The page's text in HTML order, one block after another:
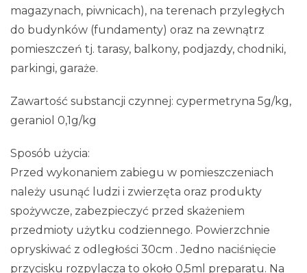
magazynach, piwnicach), na terenach przyległych
do budynków (fundamenty) oraz na zewnątrz
pomieszczeń tj. tarasy, balkony, podjazdy, chodniki,
parkingi, garaże.
Zawartość substancji czynnej: cypermetryna 5g/kg,
geraniol 0,1g/kg
Sposób użycia:
Przed wykonaniem zabiegu w pomieszczeniach
należy usunąć ludzi i zwierzęta oraz produkty
spożywcze, zabezpieczyć przed skażeniem
przedmioty użytku codziennego. Powierzchnie
opryskiwać z odległości 30cm . Jedno naciśnięcie
przycisku rozpylacza to około 0,5ml preparatu. Na